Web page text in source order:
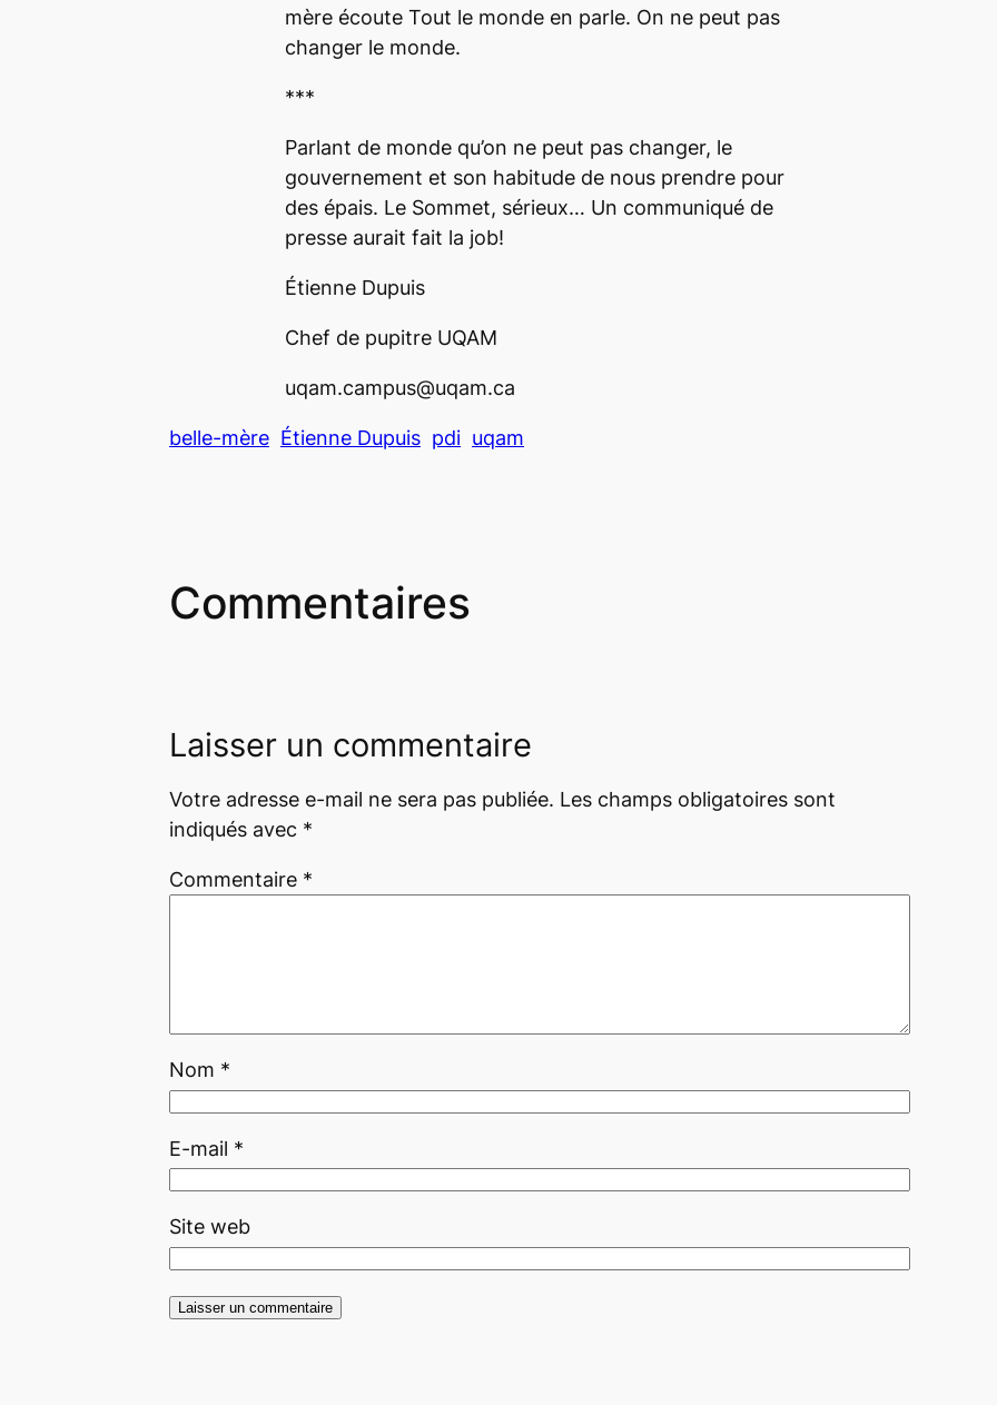
mère écoute Tout le monde en parle. On ne peut pas
changer le monde.
***
Parlant de monde qu’on ne peut pas changer, le
gouvernement et son habitude de nous prendre pour
des épais. Le Sommet, sérieux… Un communiqué de
presse aurait fait la job!
Étienne Dupuis
Chef de pupitre UQAM
uqam.campus@uqam.ca
belle-mère Étienne Dupuis pdi uqam
Commentaires
Laisser un commentaire
Votre adresse e-mail ne sera pas publiée. Les champs obligatoires sont
indiqués avec *
Commentaire *
Nom *
E-mail *
Site web